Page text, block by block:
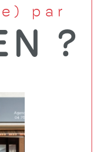
par
?